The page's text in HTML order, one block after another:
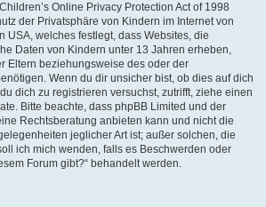
Online Privacy Protection Act of 1998
der Privatsphäre von Kindern im Internet von
USA, welches festlegt, dass Websites, die
Daten von Kindern unter 13 Jahren erheben,
Eltern beziehungsweise des oder der
Wenn du dir unsicher bist, ob dies auf dich
dich zu registrieren versuchst, zutrifft, ziehe einen
Bitte beachte, dass phpBB Limited und der
Rechtsberatung anbieten kann und nicht die
jeglicher Art ist; außer solchen, die
ich mich wenden, falls es Beschwerden oder
Forum gibt?“ behandelt werden.